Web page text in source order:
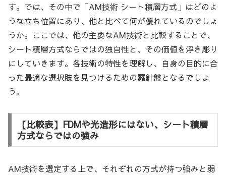
す。では、その中で「AM技術 シート積層方式」はどのよ
うな立ち位置にあり、他と比べて何が優れているのでしょ
うか。ここでは、他の主要なAM技術と比較することで、
シート積層方式ならではの独自性と、その価値を浮き彫り
にしていきます。各技術の特性を理解し、自身の目的に合
った最適な選択肢を見つけるための羅針盤となるでしょ
う。
【比較表】FDMや光造形にはない、シート積層
方式ならではの強み
AM技術を選定する上で、それぞれの方式が持つ強みと弱